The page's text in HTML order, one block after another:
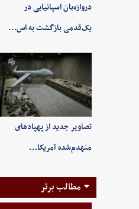
دروازه‌بان اسپانیایی در
یک‌قدمی بازگشت به اس…
تصاویر جدید از پهپادهای
منهدم‌شده آمریکا…
مطالب برتر